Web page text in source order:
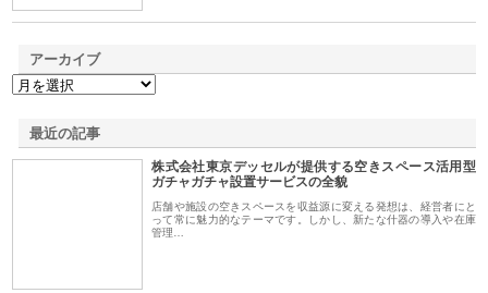
アーカイブ
最近の記事
株式会社東京デッセルが提供する空きスペース活用型
ガチャガチャ設置サービスの全貌
店舗や施設の空きスペースを収益源に変える発想は、経営者にと
って常に魅力的なテーマです。しかし、新たな什器の導入や在庫
管理…